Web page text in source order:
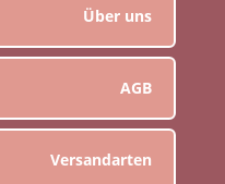
Über uns
AGB
Versandarten